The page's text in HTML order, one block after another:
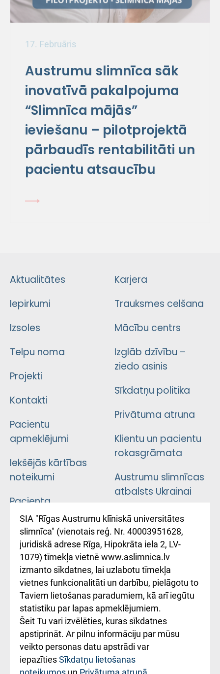
17. Februāris
Austrumu slimnīca sāk
inovatīvā pakalpojuma
“Slimnīca mājās”
ieviešanu – pilotprojektā
pārbaudīs rentabilitāti un
pacientu atsaucību
Aktualitātes
Iepirkumi
Izsoles
Telpu noma
Projekti
Kontakti
Pacientu
apmeklējumi
Iekšējās kārtības
noteikumi
Pacienta
atsauksmju/sūdzību
iesniegšanas
kārtība
Kā pie mums nokļūt
Rēķinu apmaksas
ceļvedis
Rekvizīti un
ārstniecības
iestādes kods
Karjera
Trauksmes celšana
Mācību centrs
Izglāb dzīvību –
ziedo asinis
Sīkdatņu politika
Privātuma atruna
Klientu un pacientu
rokasgrāmata
Austrumu slimnīcas
atbalsts Ukrainai
Підтримка Східної
лікарні та співпраця з
Україною
SIA "Rīgas Austrumu klīniskā universitātes
slimnīca" (vienotais reģ. Nr. 40003951628,
juridiskā adrese Rīga, Hipokrāta iela 2, LV-
1079) tīmekļa vietnē www.aslimnica.lv
izmanto sīkdatnes, lai uzlabotu tīmekļa
vietnes funkcionalitāti un darbību, pielāgotu to
Taviem lietošanas paradumiem, kā arī iegūtu
statistiku par lapas apmeklējumiem.
Šeit Tu vari izvēlēties, kuras sīkdatnes
apstiprināt. Ar pilnu informāciju par mūsu
veikto personas datu apstrādi var
iepazītiesSīkdatņu lietošanas